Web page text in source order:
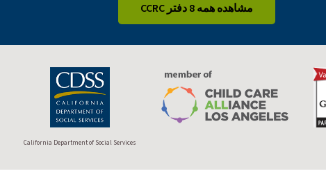
مشاهده همه 8 دفتر CCRC
California Department of Social Services